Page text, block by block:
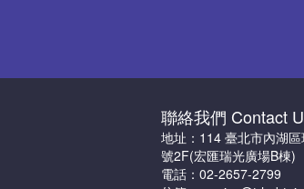
聯絡我們 Contact
地址：114 臺北市內湖
號2F(宏匯瑞光廣場B棟)
電話：02-2657-2799